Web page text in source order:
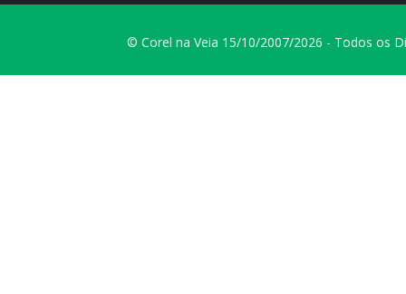
© Corel na Veia 15/10/2007/2026 - Todos os